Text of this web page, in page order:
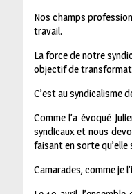
Nos champs
travail.
La force de notre
objectif de
C’est au syndicalisme
Comme l’a évoqué
syndicaux et nous
faisant en sorte
Camarades, comme je